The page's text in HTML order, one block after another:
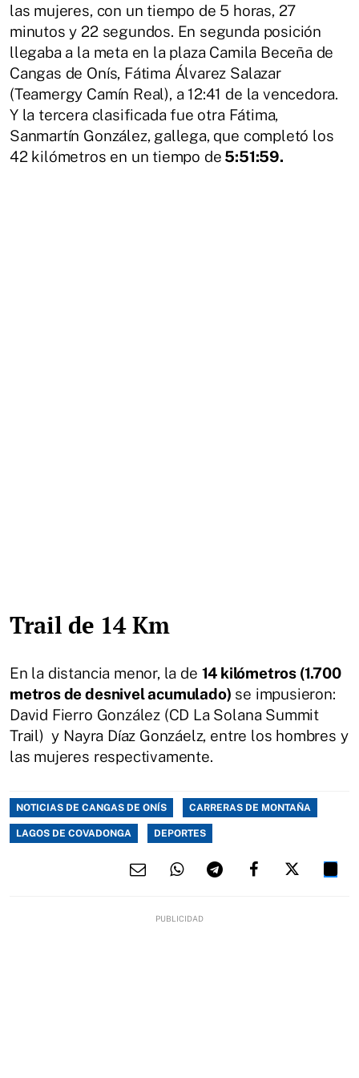
las mujeres, con un tiempo de 5 horas, 27
minutos y 22 segundos. En segunda posición
llegaba a la meta en la plaza Camila Beceña de
Cangas de Onís, Fátima Álvarez Salazar
(Teamergy Camín Real), a 12:41 de la vencedora.
Y la tercera clasificada fue otra Fátima,
Sanmartín González, gallega, que completó los
42 kilómetros en un tiempo de 5:51:59.
Trail de 14 Km
En la distancia menor, la de 14 kilómetros (1.700
metros de desnivel acumulado) se impusieron:
David Fierro González (CD La Solana Summit
Trail) y Nayra Díaz Gonzáelz, entre los hombres y
las mujeres respectivamente.
NOTICIAS DE CANGAS DE ONÍS CARRERAS DE MONTAÑA
LAGOS DE COVADONGA DEPORTES